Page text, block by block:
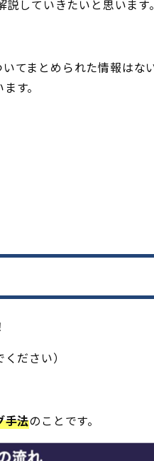
していきたいと思います。
てまとめられた情報はな
す。
ださい）
手法のことです。